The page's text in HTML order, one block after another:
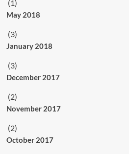
(1)
May 2018
(3)
January 2018
(3)
December 2017
(2)
November 2017
(2)
October 2017